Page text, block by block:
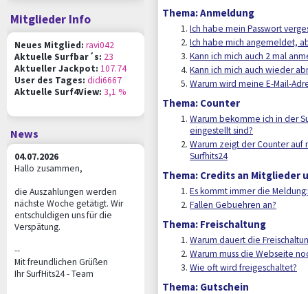
Mitglieder Info
Neues Mitglied: ravi042
Aktuelle Surfbar´s: 23
Aktueller Jackpot: 107.74
User des Tages: didi6667
Aktuelle Surf4View: 3,1 %
News
04.07.2026
Hallo zusammen,
die Auszahlungen werden
nächste Woche getätigt. Wir
entschuldigen uns für die
Verspätung.
--
Mit freundlichen Grüßen
Ihr SurfHits24 - Team
Thema: Anmeldung
Ich habe mein Passwort
Ich habe mich angemeldet,
Kann ich mich auch 2 mal
Kann ich mich auch wieder
Warum wird meine E-Mail-
Thema: Counter
Warum bekomme ich in der
eingestellt sind?
Warum zeigt der Counter auf
Surfhits24
Thema: Credits an Mitglieder
Es kommt immer die
Fallen Gebuehren an?
Thema: Freischaltung
Warum dauert die
Warum muss die Webseite
Wie oft wird freigeschaltet?
Thema: Gutschein